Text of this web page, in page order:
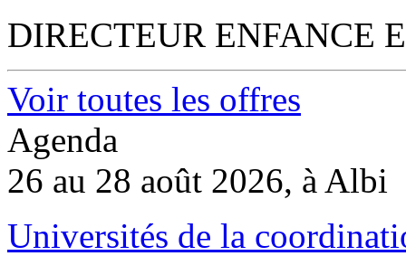
DIRECTEUR ENFANCE
Voir toutes les offres
Agenda
26 au 28 août 2026, à Albi
Universités de la